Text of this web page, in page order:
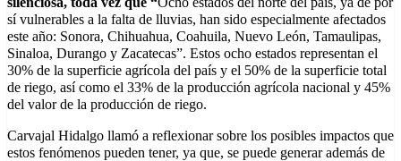
sí vulnerables a la falta de lluvias, han sido especialmente afectados
este año: Sonora, Chihuahua, Coahuila, Nuevo León, Tamaulipas,
Sinaloa, Durango y Zacatecas”. Estos ocho estados representan el
30% de la superficie agrícola del país y el 50% de la superficie total
de riego, así como el 33% de la producción agrícola nacional y 45%
del valor de la producción de riego.
Carvajal Hidalgo llamó a reflexionar sobre los posibles impactos que
estos fenómenos pueden tener, ya que, se puede generar además de